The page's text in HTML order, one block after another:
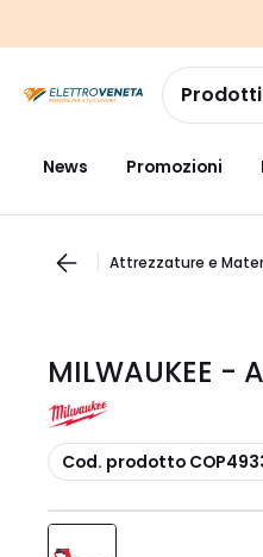
navigazionealla
pagina
News Promozioni
Attrezzature e
MILWAUKEE -
copia
Cod. prodotto